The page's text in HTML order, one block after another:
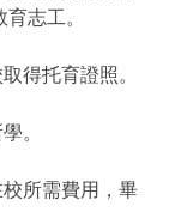
志工。
得托育證照。
。
所需費用，畢